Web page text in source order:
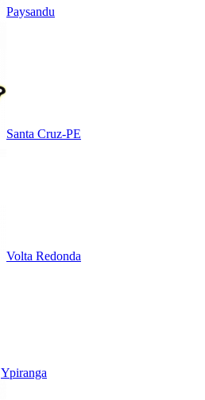
Paysandu
Santa Cruz-PE
Volta Redonda
Ypiranga